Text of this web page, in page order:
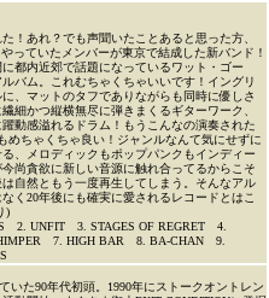
！あれ？でも声聞いたことあると思った方、
っていたメンバーが東京で結成した新バンド！
都内近郊で話題になっているワット・ゴー
バム。これむちゃくちゃいいです！イングリ
、マットのタフでありながらも同時に優しさ
細かつ縦横無尽に弾きまくるギターワーク、
動感溢れるドラム！もうこんなの演奏された
めちゃくちゃ良い！ジャンルなんて気にせずに
、メロディックもポップパンクもインディー
尚貪欲に新しい音源に触れ合ってるからこそ
自然ともう一度再生してしまう。そんなアル
く20年後にも確実に愛されるレコードとはこ
)
2. UNFIT 3. STAGES OF REGRET 4.
7. HIGH BAR 8. BA-CHAN 9.
いた90年代初頭。1990年にストークオントレン